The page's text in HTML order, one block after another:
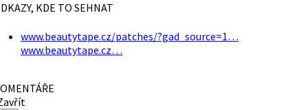
KDE TO SEHNAT
www.beautytape.cz/patches/?gad_source=1…
www.beautytape.cz…